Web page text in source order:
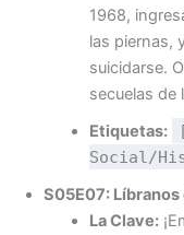
1968,
las piernas,
suicidarse.
secuelas de
Etiquetas:
Social/
S05E07:
La Clave: